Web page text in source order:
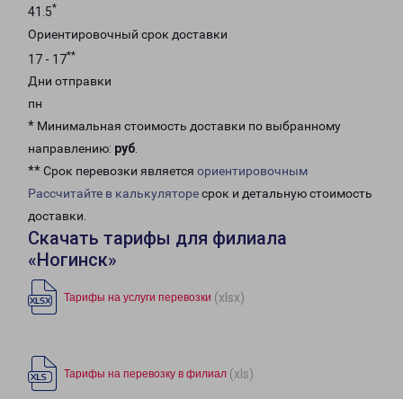
41.5*
Ориентировочный срок доставки
17 - 17**
Дни отправки
пн
* Минимальная стоимость доставки по выбранному
направлению: руб.
** Срок перевозки является ориентировочным
Рассчитайте в калькуляторесрок и детальную стоимость
доставки.
Скачать тарифы для филиала
«Ногинск»
Тарифы на услуги перевозки (xlsx)
Тарифы на перевозку в филиал (xls)